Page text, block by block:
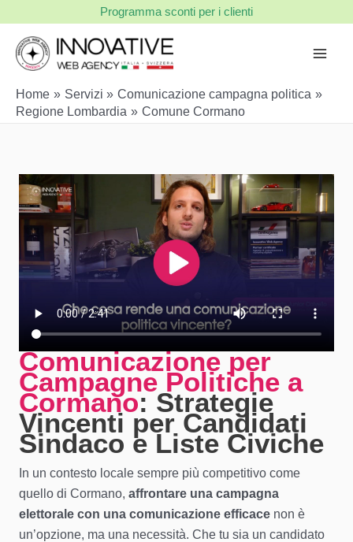
contenuto
Programma sconti per i clienti
Home Servizi
Comunicazione campagna politica
Regione Lombardia
Comune Cormano
Comunicazione per
Campagne Politiche a
Cormano: Strategie
Vincenti per Candidati
Sindaco e Liste Civiche
In un contesto locale sempre più competitivo come
quello di Cormano, affrontare una campagna
elettorale con una comunicazione efficace non è
un’opzione, ma una necessità. Che tu sia un candidato